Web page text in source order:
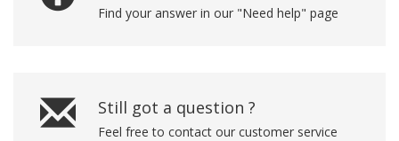
Find your answer in our "Need help" page
Still got a question ?
Feel free to contact our customer service